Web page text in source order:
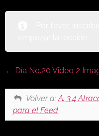
Día No.20 Video 2
Volver a:A. 3.4
para el Feed